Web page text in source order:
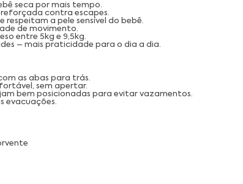
seca por mais tempo.
contra escapes.
respeitam a pele sensível do bebê.
de movimento.
entre 5kg e 9,5kg.
– mais praticidade para o dia a dia.
as abas para trás.
sem apertar.
bem posicionadas para evitar vazamentos.
evacuações.